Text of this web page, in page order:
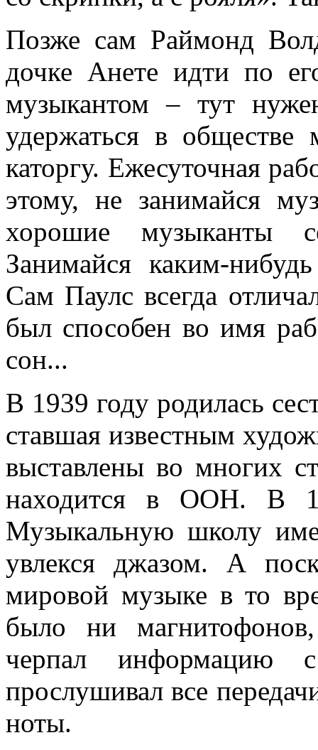
Позже сам Раймонд
дочке Анете идти по
музыкантом – тут
удержаться в обществе
каторгу. Ежесуточная
этому, не занимайся
хорошие музыканты
Занимайся каким-
Сам Паулс всегда
был способен во имя
сон...
В 1939 году родилась
ставшая известным
выставлены во многих
находится в ООН. В
Музыкальную школу
увлекся джазом. А
мировой музыке в то
было ни
черпал информацию
прослушивал все
ноты.